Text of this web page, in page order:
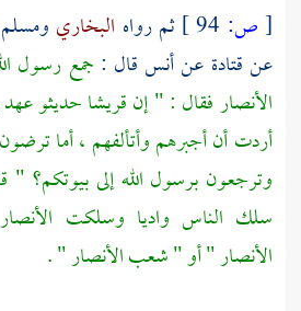
[ص: ثم رواه البخاري
عنقتادة عنأنسقال : جمع رسول
الأنصارفقال : " إنقريشاحديثو
أردت أن أجبرهم وأتألفهم ، أما
وترجعون برسول الله إلى بيوتكم؟
سلك الناس واديا وسلكت الأنصار
الأنصار" أو " شعبالأنصار" .